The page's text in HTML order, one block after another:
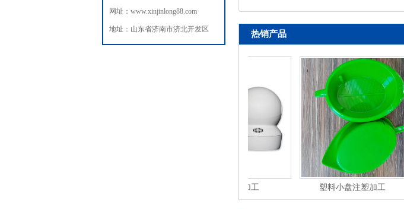
网址：www.xinjinlong88.com
地址：山东省济南市济北开发区 热销产品
摄像头注塑模具加工 塑料小盘注塑加工